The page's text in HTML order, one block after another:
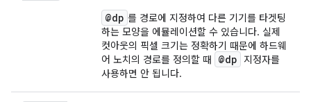
@dp 를 경로에 지정하여 다른 기기를 타겟팅
하는 모양을 에뮬레이션할 수 있습니다. 실제
컷아웃의 픽셀 크기는 정확하기 때문에 하드웨
어 노치의 경로를 정의할 때
@dp 지정자를
사용하면 안 됩니다.